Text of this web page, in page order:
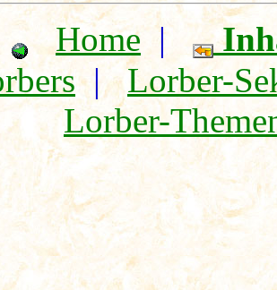
Home |
|Lorber-
Lorber-